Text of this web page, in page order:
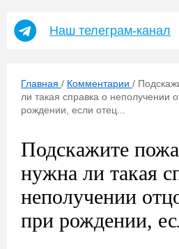
Наш телеграм-канал
Главная / Комментарии /
ли такая справка о неполучении
рождении, если отец...
Подскажите
нужна ли такая
неполучении
при рождении,